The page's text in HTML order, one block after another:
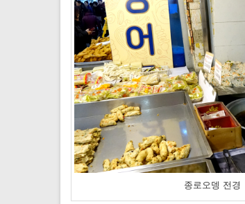
종로오뎅 전경